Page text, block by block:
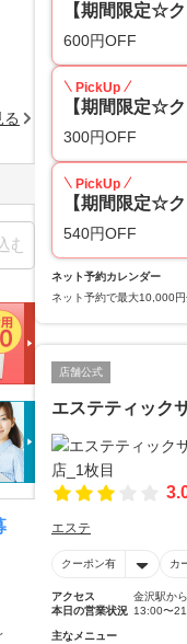
【期間限定☆
600円OFF
PickUp
【期間限定☆
300円OFF
PickUp
【期間限定☆
540円OFF
ネット予約カレンダー
ネット予約で最大10,000
店舗公式
エステティック
エステ
クーポン有 カ
アクセス
金沢駅か
本日の営業状況 13:00〜
主なメニュー
る